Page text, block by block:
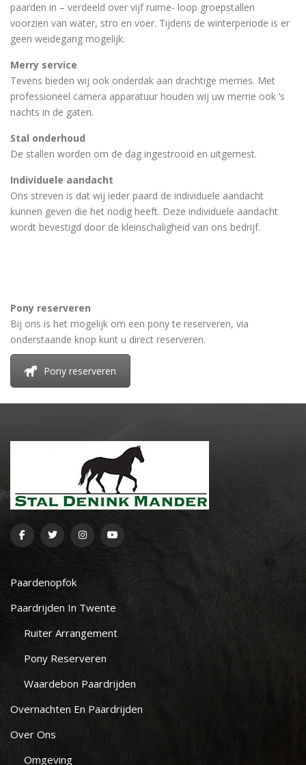
paarden in – verdeeld over vijf ruime- loop groepstallen
voorzien van water, stro en voer. Tijdens de winterperiode is er
geen weidegang mogelijk.
Merry service
Tevens bieden wij ook onderdak aan drachtige merries. Met
professioneel camera apparatuur houden wij uw merrie ook ’s
nachts in de gaten.
Stal onderhoud
De stallen worden om de dag ingestrooid en uitgemest.
Individuele aandacht
Ons streven is dat wij ieder paard de individuele aandacht
kunnen geven die het nodig heeft. Deze individuele aandacht
wordt bevestigd door de kleinschaligheid van ons bedrijf.
Pony reserveren
Bij ons is het mogelijk om een pony te reserveren, via
onderstaande knop kunt u direct reserveren.
Pony reserveren
Paardenopfok
Paardrijden In Twente
Ruiter Arrangement
Pony Reserveren
Waardebon Paardrijden
Overnachten En Paardrijden
Over Ons
Omgeving